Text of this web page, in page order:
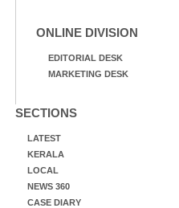
ONLINE DIVISION
EDITORIAL DESK
MARKETING DESK
SECTIONS
LATEST
KERALA
LOCAL
NEWS 360
CASE DIARY